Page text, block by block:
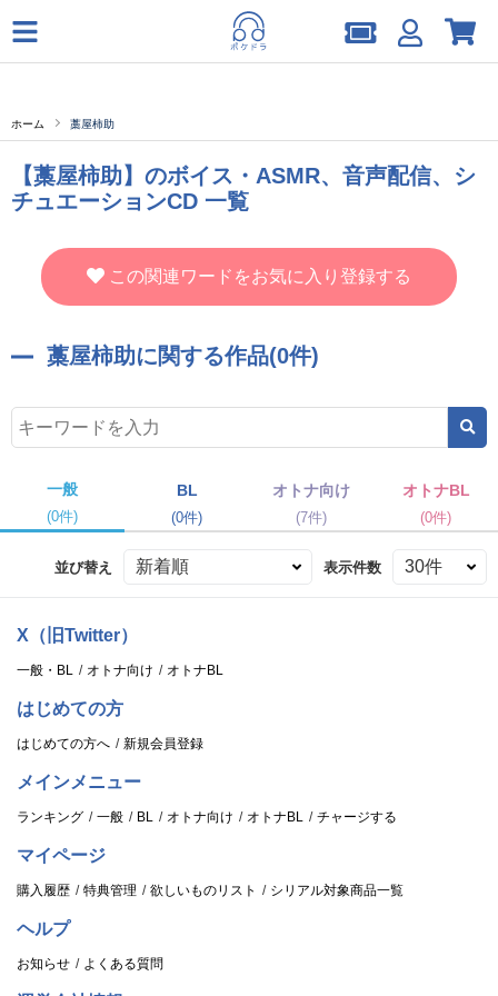
ホーム 藁屋柿助
【藁屋柿助】のボイス・ASMR、音声配信、シ
チュエーションCD 一覧
この関連ワードをお気に入り登録する
藁屋柿助に関する作品(0件)
一般
(0件)
BL
(0件)
オトナ向け
(7件)
オトナBL
(0件)
並び替え 表示件数
X（旧Twitter）
一般・BL オトナ向け オトナBL
はじめての方
はじめての方へ 新規会員登録
メインメニュー
ランキング 一般 BL オトナ向け オトナBL チャージする
マイページ
購入履歴 特典管理 欲しいものリスト シリアル対象商品一覧
ヘルプ
お知らせ よくある質問